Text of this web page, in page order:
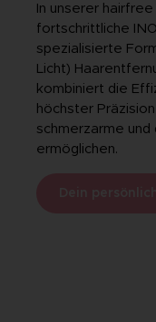
In unserer
fortschrittliche
spezialisierte
Licht)
kombiniert die
höchster
schmerzarme
ermöglichen.